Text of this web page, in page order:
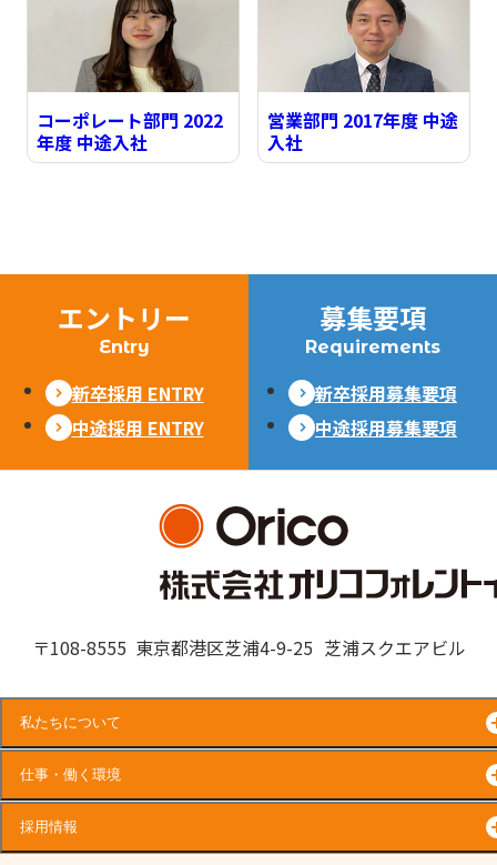
コーポレート部門 2022
年度 中途入社
営業部門 2017年度 中途
入社
エントリー
Entry
新卒採用 ENTRY
中途採用 ENTRY
募集要項
Requirements
新卒採用募集要項
中途採用募集要項
〒108-8555 東京都港区芝浦4-9-25 芝浦スクエアビル
私たちについて
仕事・働く環境
採用情報